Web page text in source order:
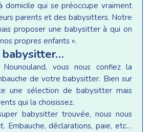
domicile qui se préoccupe vraiment
parents et des babysitters. Notre
proposer une babysitter à qui on
propres enfants ».
babysitter…
vous nous confiez la
de votre babysitter. Bien sur
une sélection de babysitter mais
qui la choisissez.
babysitter trouvée, nous nous
Embauche, déclarations, paie, etc…